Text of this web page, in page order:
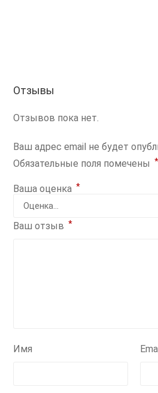
Отзывы
Отзывов пока нет.
Ваш адрес email не будет
Обязательные поля помечены *
Ваша оценка *
Ваш отзыв *
Имя